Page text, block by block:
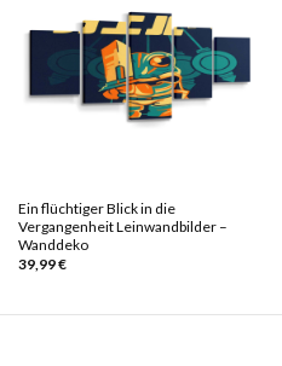
Ein flüchtiger Blick in die
Vergangenheit Leinwandbilder –
Wanddeko
39,99€